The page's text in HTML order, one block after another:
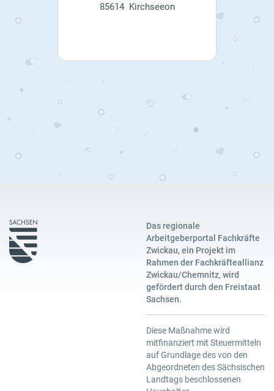
85614 Kirchseeon
Das regionale
Arbeitgeberportal Fachkräfte
Zwickau, ein Projekt im
Rahmen der Fachkräfteallianz
Zwickau/Chemnitz, wird
gefördert durch den Freistaat
Sachsen.
Diese Maßnahme wird
mitfinanziert mit Steuermitteln
auf Grundlage des von den
Abgeordneten des Sächsischen
Landtags beschlossenen